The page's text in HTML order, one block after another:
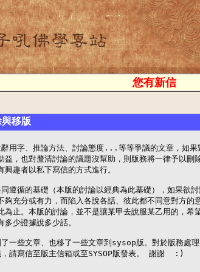
您有新信
移版
辭用字、推論方法、討論態度...等等爭議的文章，如果
，也對釐清討論的議題沒幫助，則版務將一律予以刪
趣者以私下寫信的方式進行。
遵循的基礎（本版的討論以經典為此基礎），如果欲
充分或有力，而陷入各說各話、彼此都不同意對方的
止。本版的討論，並不是讓某甲去說服某乙用的，希
少證據說多少話。
一些文章、也移了一些文章到sysop版。對於版務處
，請寫信至版主信箱或至SYSOP版發表。 謝謝  :)